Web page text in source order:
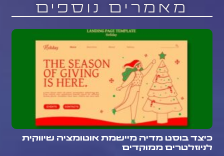
מאמרים נוספים
כיצד בוסט מדיה מיישמת אוטומציה שיווקית
לניוזלטרים ממוקדים